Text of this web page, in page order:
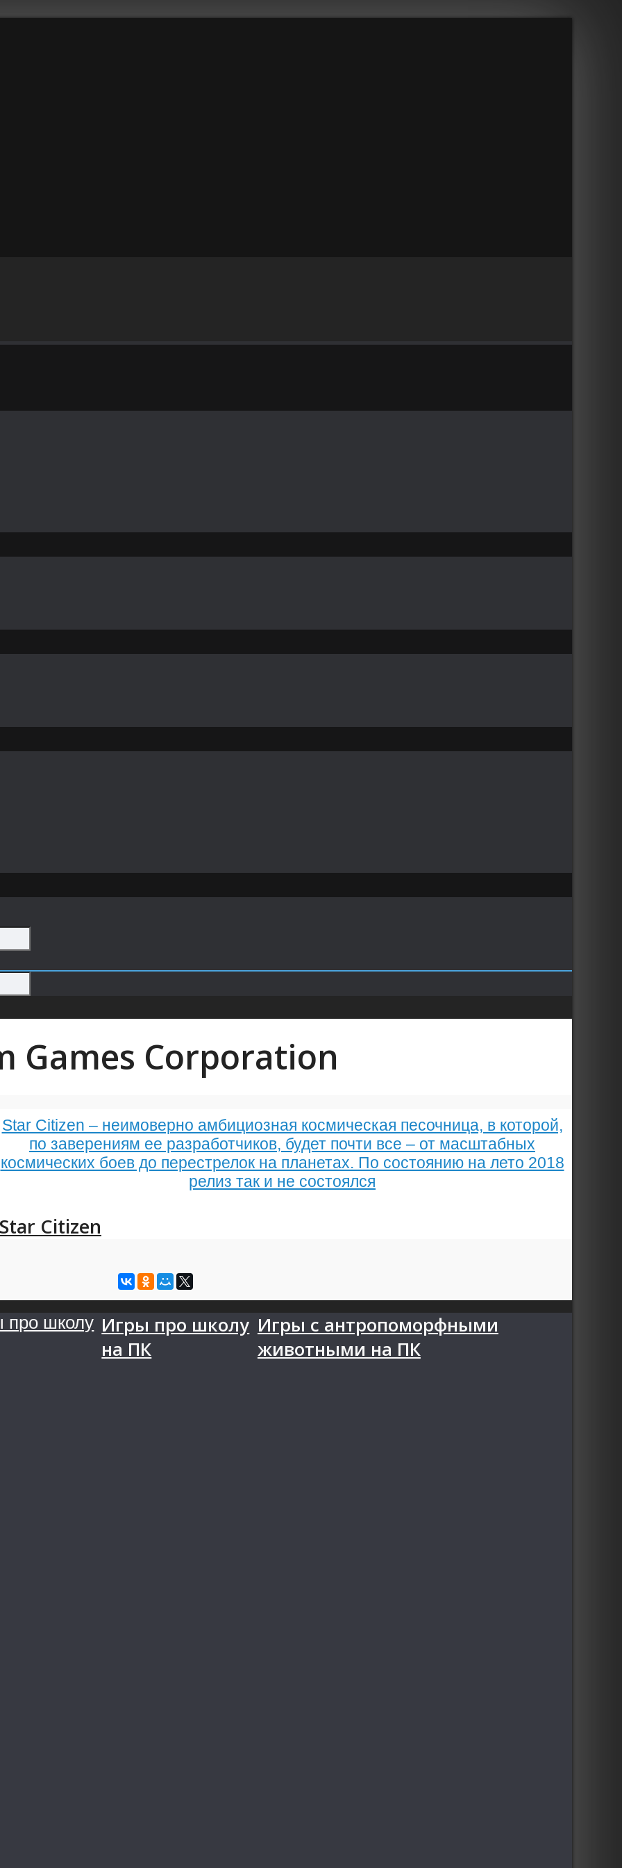
Games Corporation
Star Citizen – неимоверно амбициозная космическая песочница, в которой,
по заверениям ее разработчиков, будет почти все – от масштабных
космических боев до перестрелок на планетах. По состоянию на лето 2018
релиз так и не состоялся
Star Citizen
Игры про школу
на ПК
Игры с антропоморфными
животными на ПК